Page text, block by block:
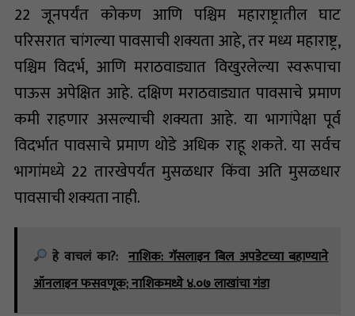
22 जूनपर्यंत कोकण आणि पश्चिम महाराष्ट्रातील घाट
परिसरात चांगल्या पावसाची शक्यता आहे, तर मध्य महाराष्ट्र,
पश्चिम विदर्भ, आणि मराठवाड्यात विखुरलेल्या स्वरूपाचा
पाऊस अपेक्षित आहे. दक्षिण मराठवाड्यात पावसाचे प्रमाण
कमी राहणार असल्याची शक्यता आहे. या भागांपेक्षा पूर्व
विदर्भात पावसाचे प्रमाण थोडे अधिक राहू शकते. या सर्वच
भागांमध्ये 22 तारखेपर्यंत मुसळधार किंवा अति मुसळधार
पावसाची शक्यता नाही.
हे वाचलं का?: नाशिक: गॅसलाइन बिल अपडेटच्या बहाण्याने
ऑनलाइन फसवणूक; नाशिकमध्ये ४.०७ लाखांचा गंडा